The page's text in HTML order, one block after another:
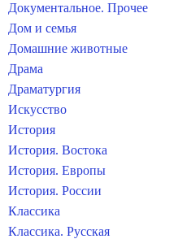
Документальное. Прочее
Дом и семья
Домашние животные
Драма
Драматургия
Искусство
История
История. Востока
История. Европы
История. России
Классика
Классика. Русская